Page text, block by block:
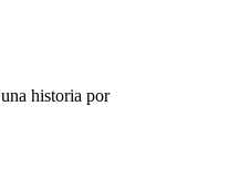
historia por